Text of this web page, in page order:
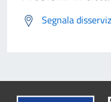
Segnala